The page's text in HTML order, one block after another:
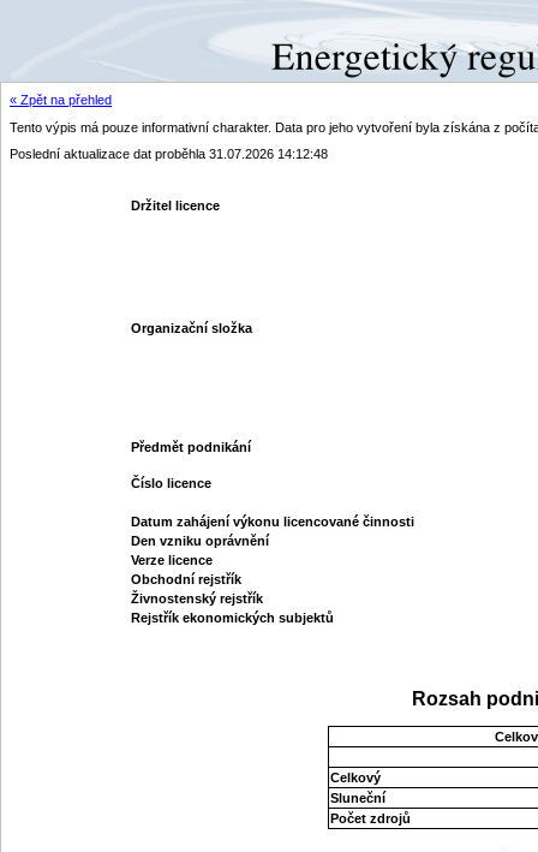
« Zpět na přehled
Tento výpis má pouze informativní charakter. Data pro jeho vytvoření byla získána z
Poslední aktualizace dat proběhla 31.07.2026 14:12:48
Držitel licence
Organizační složka
Předmět podnikání
Číslo licence
Datum zahájení výkonu licencované činnosti
Den vzniku oprávnění
Verze licence
Obchodní rejstřík
Živnostenský rejstřík
Rejstřík ekonomických subjektů
Rozsah
Celkový
Sluneční
Počet zdrojů